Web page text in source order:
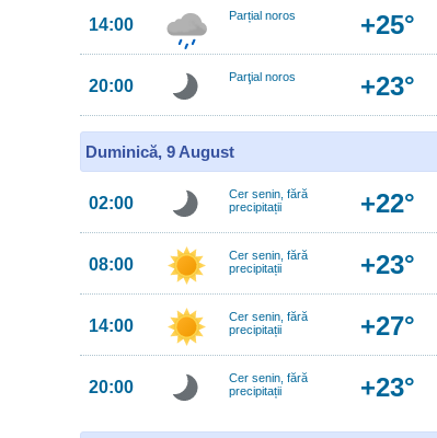
14:00 Parțial noros +25°
20:00 Parţial noros +23°
Duminică, 9 August
02:00
Cer senin, fără
precipitații
+22°
08:00
Cer senin, fără
precipitații
+23°
14:00
Cer senin, fără
precipitații
+27°
20:00
Cer senin, fără
precipitații
+23°